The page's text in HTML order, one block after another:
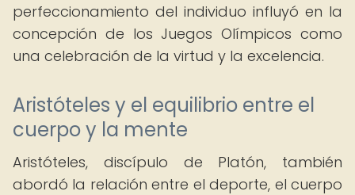
perfeccionamiento del individuo influyó en la
concepción de los Juegos Olímpicos como
una celebración de la virtud y la excelencia.
Aristóteles y el equilibrio entre el
cuerpo y la mente
Aristóteles, discípulo de Platón, también
abordó la relación entre el deporte, el cuerpo